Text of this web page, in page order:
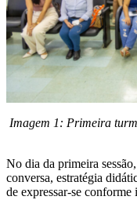
Imagem 1: Primeira
No dia da primeira
conversa, estratégia
de expressar-se